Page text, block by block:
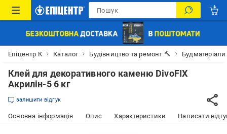
Епіцентр К Каталог Будівництво та ремонт 🔨 Будматеріали
Клей для декоративного каменю DivoFIX
Акрилін-5 6 кг
залишити відгук
Основна інформація Опис Характеристики Написати